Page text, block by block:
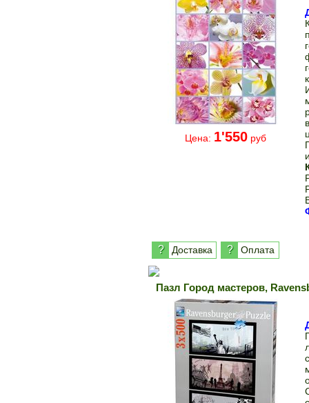
Цена: 1'550 руб
? Доставка ? Оплата
Пазл Город мастеров,